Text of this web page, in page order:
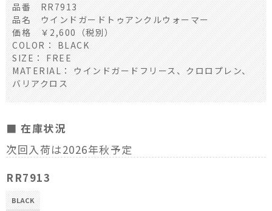
品番 RR7913
品名 ウインドガードトゥアンクルウォーマー
価格 ￥2,600（税別）
COLOR： BLACK
SIZE： FREE
MATERIAL： ウインドガードフリース、クロロプレン、
バリアクロス
■ 在庫状況
次回入荷は2026年秋予定
RR7913
BLACK